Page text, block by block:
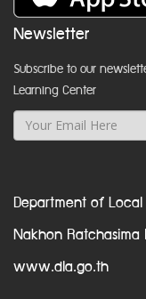
Newsletter
Subscribe to our
Learning Center
Department of
Nakhon Ratchasima
www.dla.go.th